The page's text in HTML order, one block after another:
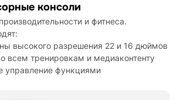
консоли
и фитнеса.
высокого разрешения 22 и 16 дюймов
всем тренировкам и медиаконтенту
управление функциями